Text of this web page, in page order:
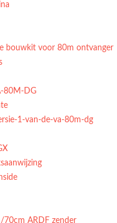
bouwkit voor 80m ontvanger
80M-DG
1-van-de-va-80m-dg
70cm ARDF zender